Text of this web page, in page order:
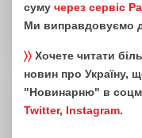
суму через сервіс
Ми виправдовуємо
〉〉 Хочете читати
новин про Україну,
"Новинарню" в
Twitter, Instagram.